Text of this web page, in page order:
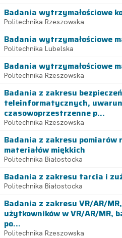
Badania wytrzymałościowe
Politechnika Rzeszowska
Badania wytrzymałościowe
Politechnika Lubelska
Badania wytrzymałościowe
Politechnika Rzeszowska
Badania z zakresu
teleinformatycznych,
czasowoprzestrzenne p...
Politechnika Rzeszowska
Badania z zakresu pomiarów
materiałów miękkich
Politechnika Białostocka
Badania z zakresu tarcia i
Politechnika Białostocka
Badania z zakresu VR/AR/
użytkowników w VR/AR/MR,
po...
Politechnika Rzeszowska